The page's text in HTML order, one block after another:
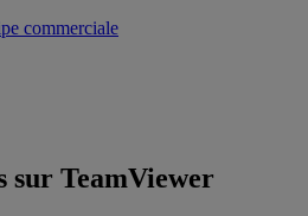
commerciale
sur TeamViewer